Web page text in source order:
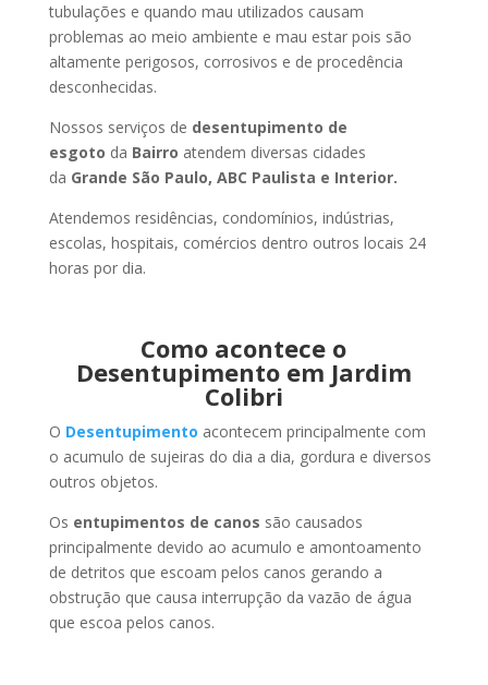
tubulações e quando mau utilizados causam
problemas ao meio ambiente e mau estar pois são
altamente perigosos, corrosivos e de procedência
desconhecidas.
Nossos serviços de desentupimento de
esgoto da Bairro atendem diversas cidades
da Grande São Paulo, ABC Paulista e Interior.
Atendemos residências, condomínios, indústrias,
escolas, hospitais, comércios dentro outros locais 24
horas por dia.
Como acontece o
Desentupimento em Jardim
Colibri
O Desentupimento acontecem principalmente com
o acumulo de sujeiras do dia a dia, gordura e diversos
outros objetos.
Os entupimentos de canos são causados
principalmente devido ao acumulo e amontoamento
de detritos que escoam pelos canos gerando a
obstrução que causa interrupção da vazão de água
que escoa pelos canos.